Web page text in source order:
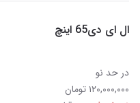
ال ای دی65 اینچ
در حد نو
۱۲۰,۰۰۰,۰۰۰ تومان